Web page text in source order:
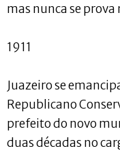
mas nunca se prova
1911
Juazeiro se
Republicano
prefeito do novo
duas décadas no